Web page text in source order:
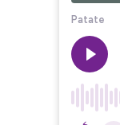
Patate